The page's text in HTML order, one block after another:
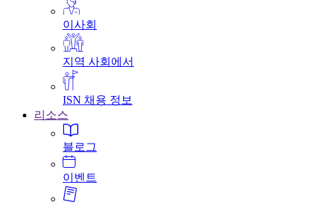
이사회
지역 사회에서
ISN 채용 정보
리소스
블로그
이벤트